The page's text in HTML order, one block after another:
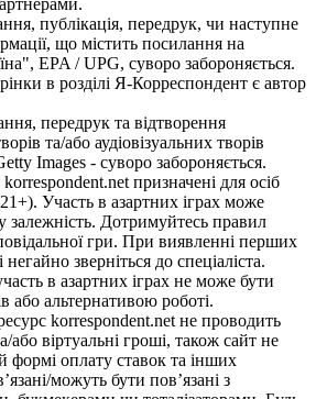
публікація, передрук, чи наступне
що містить посилання на
EPA / UPG, суворо забороняється.
в розділі Я-Корреспондент є автор
передрук та відтворення
та/або аудіовізуальних творів
Images - суворо забороняється.
призначені для осіб
Участь в азартних іграх може
залежність. Дотримуйтесь правил
гри. При виявленні перших
зверніться до спеціаліста.
в азартних іграх не може бути
або альтернативою роботі.
korrespondent.net не проводить
або віртуальні гроші, також сайт не
формі оплату ставок та інших
можуть бути пов’язані з